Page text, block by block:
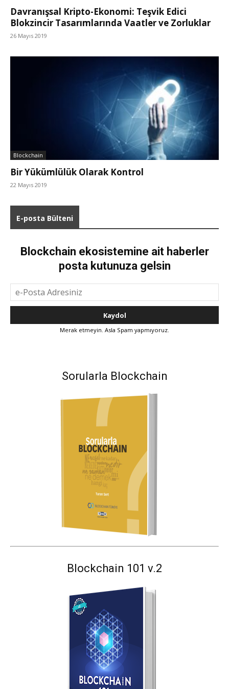
Davranışsal Kripto-Ekonomi: Teşvik Edici
Blokzincir Tasarımlarında Vaatler ve Zorluklar
26 Mayıs 2019
Blockchain
Bir Yükümlülük Olarak Kontrol
22 Mayıs 2019
E-posta Bülteni
Blockchain ekosistemine ait haberler
posta kutunuza gelsin
Merak etmeyin. Asla Spam yapmıyoruz.
Sorularla Blockchain
Blockchain 101 v.2